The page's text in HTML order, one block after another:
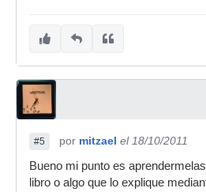
#5 por mitzael el 18/10/2011
Bueno mi punto es
libro o algo que lo explique